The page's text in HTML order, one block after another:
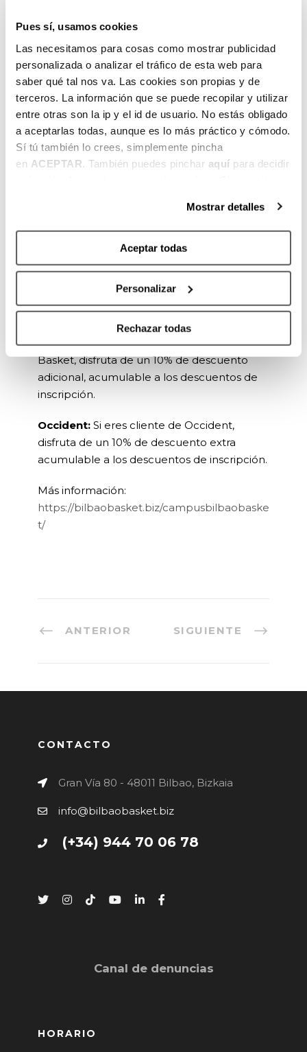
Pues sí, usamos cookies
Las necesitamos para cosas como mostrar publicidad
personalizada o analizar el tráfico de esta web para
saber qué tal nos va. Las cookies son propias y de
terceros. La información que se puede recopilar y utilizar
entre otras son la ip y el id de usuario. No estás obligado
a aceptarlas todas, aunque es lo más práctico y cómodo.
Sí tú también lo crees, simplemente pincha
en ACEPTAR . También puedes pinchar aquí para decidir
Mostrar detalles
Aceptar todas
Personalizar
Rechazar todas
descuento a partir del segundo hermano.
Más de dos turnos: Al inscribirte en dos o
más turnos, obtendrás un 5% de descuento
a partir de la segunda semana.
DESCUENTOS ESPECIALES
Amigos Campus Bilbao Basket:Si has
un 15% de descuento adicional, acumulable
a los descuentos de inscripción.
Socio/a Bilbao Basket:Si eres socio/a de
acumulable a los descuentos de inscripción.
Empresa partner de Bilbao Basket:
trabajas en una empresa partner de Bilbao
Basket, disfruta de un 10% de descuento
adicional, acumulable a los descuentos de
inscripción.
Occident: Si eres cliente de Occident,
disfruta de un 10% de descuento extra
acumulable a los descuentos de inscripción.
Más información:
https://bilbaobasket.biz/campusbilbaobaske
t/
ANTERIOR SIGUIENTE
CONTACTO
Gran Vía 80 - 48011 Bilbao, Bizkaia
info@bilbaobasket.biz
(+34) 944 70 06 78
Canal de denuncias
HORARIO